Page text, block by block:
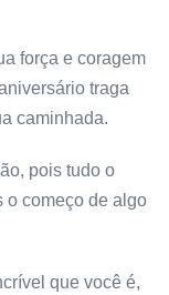
força e coragem
traga
caminhada.
pois tudo o
o começo de algo
que você é,